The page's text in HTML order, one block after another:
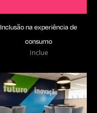
Inclusão na experiência de
consumo
Inclue